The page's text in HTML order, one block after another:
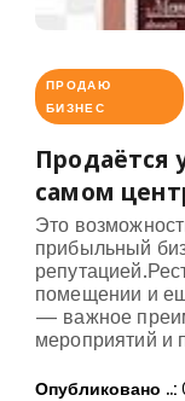
ПРОДАЮ
БИЗНЕС
Продаётся
самом
Это
прибыльный
помещении и
— важное
мероприятий и
Опубликовано ..: